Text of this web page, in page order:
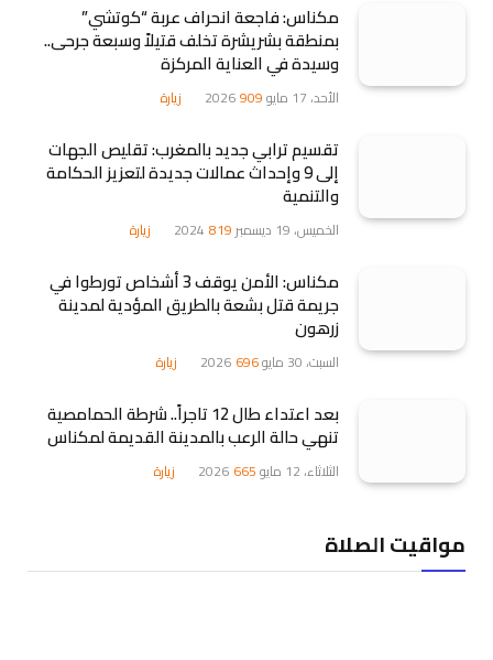
مكناس: فاجعة انحراف عربة “كوتشي”
بمنطقة بشريشرة تخلف قتيلاً وسبعة جرحى..
وسيدة في العناية المركزة
الأحد، 17 مايو 2026 909 زيارة
تقسيم ترابي جديد بالمغرب: تقليص الجهات
إلى 9 وإحداث عمالات جديدة لتعزيز الحكامة
والتنمية
الخميس، 19 ديسمبر 2024 819 زيارة
مكناس: الأمن يوقف 3 أشخاص تورطوا في
جريمة قتل بشعة بالطريق المؤدية لمدينة
زرهون
السبت، 30 مايو 2026 696 زيارة
بعد اعتداء طال 12 تاجراً.. شرطة الحمامصية
تنهي حالة الرعب بالمدينة القديمة لمكناس
الثلاثاء، 12 مايو 2026 665 زيارة
مواقيت الصلاة